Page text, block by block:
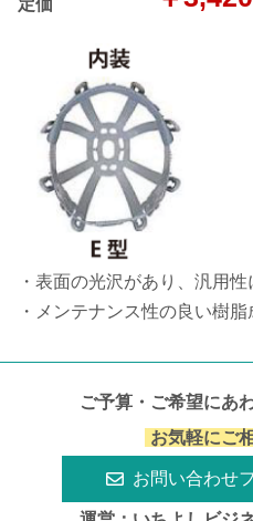
定価
・表面の光沢があり、汎用
・メンテナンス性の良い樹
ご予算・ご希望にあ
お気軽にご
お問い合わせ